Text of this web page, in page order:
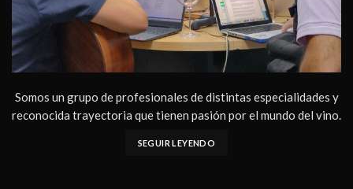
Somos un grupo de profesionales de distintas especialidades y
reconocida trayectoria que tienen pasión por el mundo del vino.
SEGUIR LEYENDO